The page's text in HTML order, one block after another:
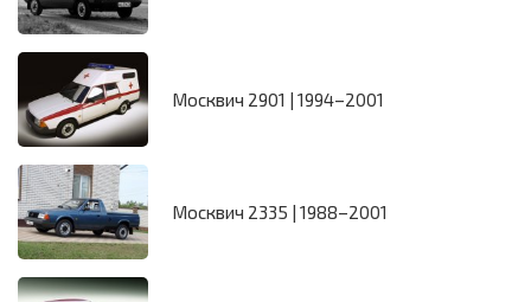
Москвич 2901 | 1994–2001
Москвич 2335 | 1988–2001